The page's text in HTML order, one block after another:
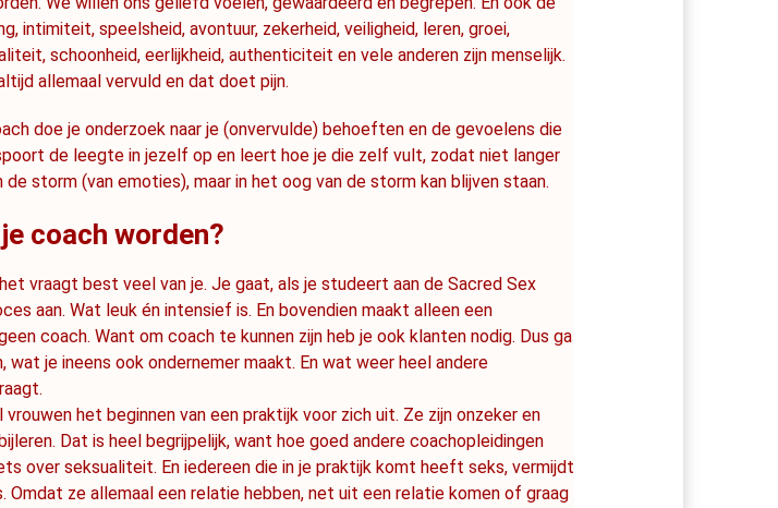
intimiteit, speelsheid, avontuur, zekerheid, veiligheid, leren, groei,
schoonheid, eerlijkheid, authenticiteit en vele anderen zijn menselijk.
allemaal vervuld en dat doet pijn.
doe je onderzoek naar je (onvervulde) behoeften en de gevoelens die
de leegte in jezelf op en leert hoe je die zelf vult, zodat niet langer
storm (van emoties), maar in het oog van de storm kan blijven staan.
coach worden?
vraagt best veel van je. Je gaat, als je studeert aan de Sacred Sex
aan. Wat leuk én intensief is. En bovendien maakt alleen een
coach. Want om coach te kunnen zijn heb je ook klanten nodig. Dus ga
wat je ineens ook ondernemer maakt. En wat weer heel andere
vrouwen het beginnen van een praktijk voor zich uit. Ze zijn onzeker en
Dat is heel begrijpelijk, want hoe goed andere coachopleidingen
over seksualiteit. En iedereen die in je praktijk komt heeft seks, vermijdt
ze allemaal een relatie hebben, net uit een relatie komen of graag